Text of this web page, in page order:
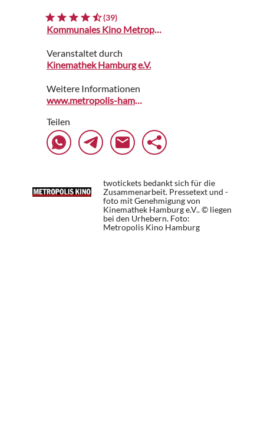
(39)
Kommunales Kino Metropolis
Veranstaltet durch
Kinemathek Hamburg e.V.
Weitere Informationen
www.metropolis-hamburg.de
Teilen
twotickets bedankt sich für die
Zusammenarbeit. Pressetext und -
foto mit Genehmigung von
Kinemathek Hamburg e.V.. © liegen
bei den Urhebern. Foto:
Metropolis Kino Hamburg